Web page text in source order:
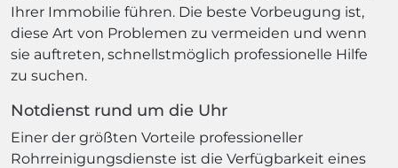
Ihrer Immobilie führen. Die beste Vorbeugung ist,
diese Art von Problemen zu vermeiden und wenn
sie auftreten, schnellstmöglich professionelle Hilfe
zu suchen.
Notdienst rund um die Uhr
Einer der größten Vorteile professioneller
Rohrreinigungsdienste ist die Verfügbarkeit eines